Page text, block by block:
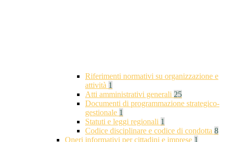
Riferimenti normativi su organizzazione e
attività 1
Atti amministrativi generali 25
Documenti di programmazione strategico-
gestionale 1
Statuti e leggi regionali 1
Codice disciplinare e codice di condotta 8
Oneri informativi per cittadini e imprese 1